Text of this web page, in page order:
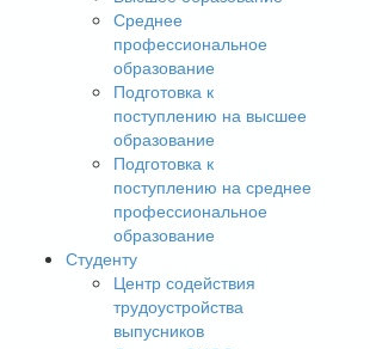
Среднее
профессиональное
образование
Подготовка к
поступлению на высшее
образование
Подготовка к
поступлению на среднее
профессиональное
образование
Студенту
Центр содействия
трудоустройства
выпусников